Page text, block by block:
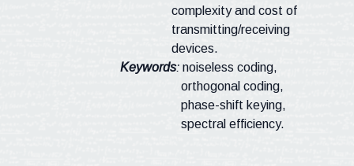
complexity and cost of
transmitting/receiving
devices.
Keywords:noiseless coding,
orthogonal coding,
phase-shift keying,
spectral efficiency.